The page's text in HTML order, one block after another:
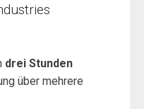
drei Stunden
über mehrere